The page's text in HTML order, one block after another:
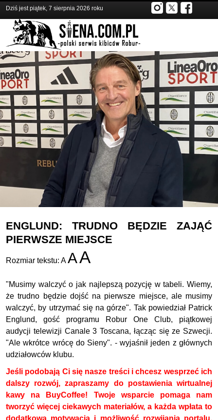
Dziś jest piątek, 7 sierpnia 2026 roku
ENGLUND: TRUDNO BĘDZIE ZAJĄĆ
PIERWSZE MIEJSCE
Rozmiar tekstu: A AA
"Musimy walczyć o jak najlepszą pozycję w tabeli. Wiemy,
że trudno będzie dojść na pierwsze miejsce, ale musimy
walczyć, by utrzymać się na górze". Tak powiedział Patrick
Englund, gość programu Robur One Club, piątkowej
audycji telewizji Canale 3 Toscana, łącząc się ze Szwecji.
"Ale wkrótce wrócę do Sieny". - wyjaśnił jeden z głównych
udziałowców klubu.
Jeśli podobają Ci się nasze treści i chcesz wesprzeć ich
dalszy rozwój, zapraszamy do postawienia wirtualnej
kawy na BuyCoffee! Twoje wsparcie pomaga nam
tworzyć więcej ciekawych materiałów, a każda wpłata to